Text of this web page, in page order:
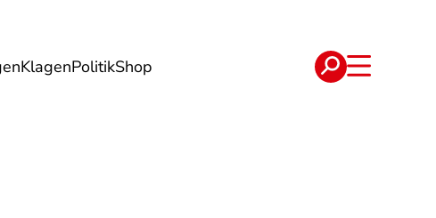
KlagenPolitikShop
Reise Verträge